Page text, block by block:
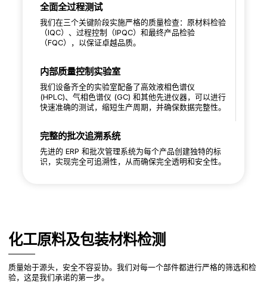
全面全过程测试
我们在三个关键阶段实施严格的质量检查：原材料检验
（IQC）、过程控制（IPQC）和最终产品检验
（FQC），以保证卓越品质。
内部质量控制实验室
我们设备齐全的实验室配备了高效液相色谱仪
(HPLC)、气相色谱仪 (GC) 和其他先进仪器，可以进行
快速准确的测试，缩短生产周期，并确保数据完整性。
完整的批次追溯系统
先进的 ERP 和批次管理系统为每个产品创建独特的标
识，实现完全可追溯性，从而确保完全透明和安全性。
化工原料及包装材料检测
质量始于源头，安全不容妥协。我们对每一个部件都进行严格的筛选和检
验，这是我们承诺的第一步。